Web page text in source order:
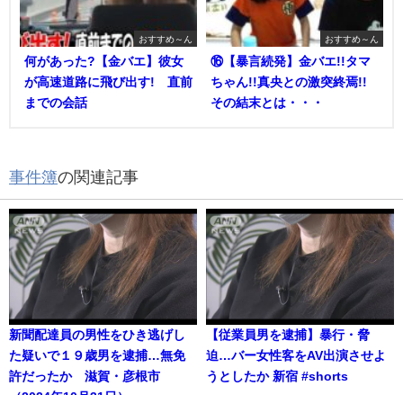
おすすめ～ん
何があった?【金バエ】彼女
が高速道路に飛び出す! 直前
までの会話
おすすめ～ん
⑯【暴言続発】金バエ!!タマ
ちゃん!!真央との激突終焉!!
その結末とは・・・
事件簿の関連記事
新聞配達員の男性をひき逃げし
た疑いで１９歳男を逮捕…無免
許だったか 滋賀・彦根市
【従業員男を逮捕】暴行・脅
迫…バー女性客をAV出演させよ
うとしたか 新宿 #shorts